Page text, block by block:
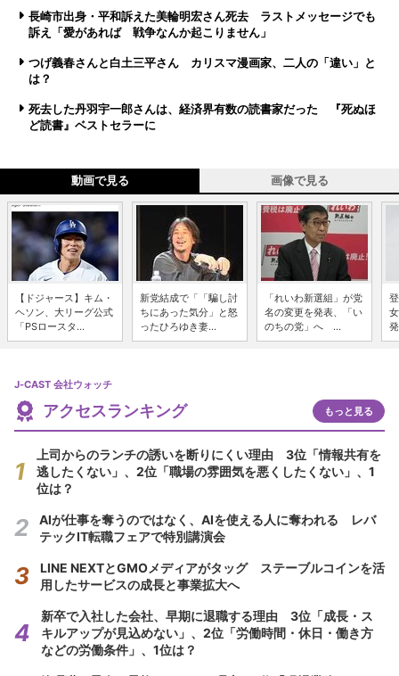
長崎市出身・平和訴えた美輪明宏さん死去 ラストメッセージでも
訴え「愛があれば 戦争なんか起こりません」
つげ義春さんと白土三平さん カリスマ漫画家、二人の「違い」と
は？
死去した丹羽宇一郎さんは、経済界有数の読書家だった 『死ぬほ
ど読書』ベストセラーに
動画で見る 画像で見る
【ドジャース】キム・
ヘソン、大リーグ公式
「PSロースタ...
新党結成で「「騙し討
ちにあった気分」と怒
ったひろゆき妻...
「れいわ新選組」が党
名の変更を発表、「い
のちの党」へ ...
J-CAST 会社ウォッチ
アクセスランキング もっと見る
上司からのランチの誘いを断りにくい理由 3位「情報共有を
逃したくない」、2位「職場の雰囲気を悪くしたくない」、1
位は？
AIが仕事を奪うのではなく、AIを使える人に奪われる レバ
テックIT転職フェアで特別講演会
LINE NEXTとGMOメディアがタッグ ステーブルコインを活
用したサービスの成長と事業拡大へ
新卒で入社した会社、早期に退職する理由 3位「成長・ス
キルアップが見込めない」、2位「労働時間・休日・働き方
などの労働条件」、1位は？